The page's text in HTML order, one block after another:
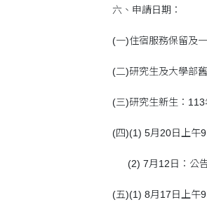
六、申請日期：
(一)住宿服務保留及
(二)研究生及大學部
(三)研究生新生：
(四)(1) 5月20日上午
(2) 7月12日：公告
(五)(1) 8月17日上午